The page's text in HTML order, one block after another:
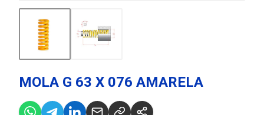
MOLA G 63 X 076 AMARELA